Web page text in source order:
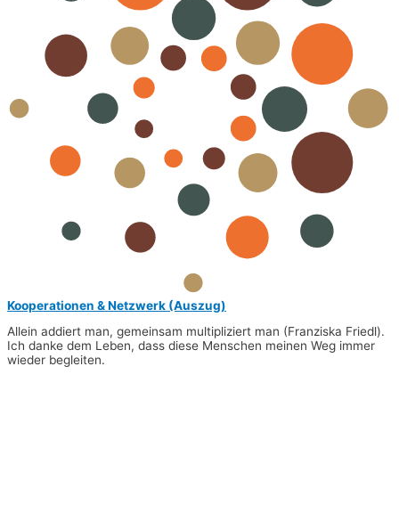
Kooperationen & Netzwerk (Auszug)
Allein addiert man, gemeinsam multipliziert man (Franziska Friedl).
Ich danke dem Leben, dass diese Menschen meinen Weg immer
wieder begleiten.